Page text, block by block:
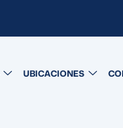
UBICACIONES